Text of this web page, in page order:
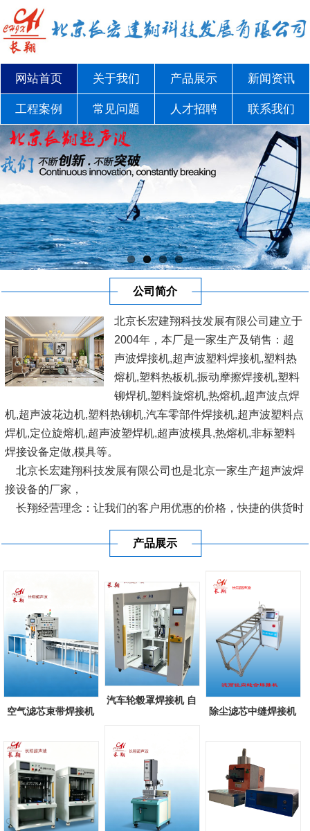
网站首页 关于我们 产品展示 新闻资讯
工程案例 常见问题 人才招聘 联系我们
公司简介
北京长宏建翔科技发展有限公司建立于
2004年，本厂是一家生产及销售：超
声波焊接机,超声波塑料焊接机,塑料热
熔机,塑料热板机,振动摩擦焊接机,塑料
铆焊机,塑料旋熔机,热熔机,超声波点焊
机,超声波花边机,塑料热铆机,汽车零部件焊接机,超声波塑料点
焊机,定位旋熔机,超声波塑焊机,超声波模具,热熔机,非标塑料
焊接设备定做,模具等。
北京长宏建翔科技发展有限公司也是北京一家生产超声波焊
接设备的厂家，
长翔经营理念：让我们的客户用优惠的价格，快捷的供货时
利联盟，共同开发完善塑料焊接设...
[查看详情]
产品展示
空气滤芯束带焊接机
汽车轮毂罩焊接机 自
除尘滤芯中缝焊接机